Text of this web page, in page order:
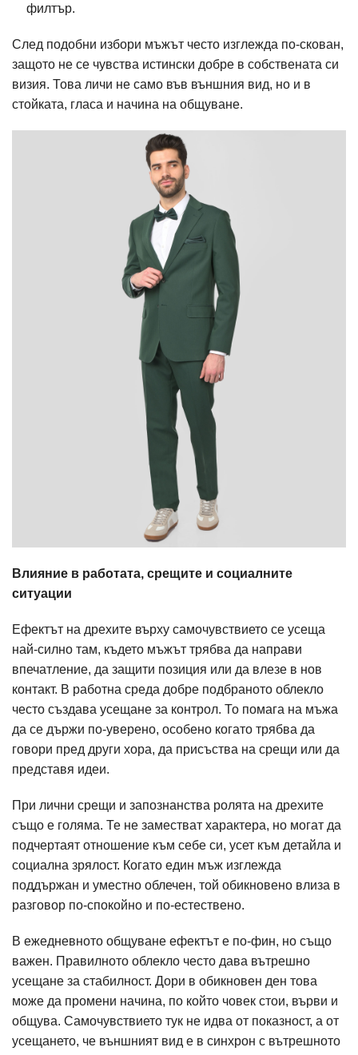
филтър.
След подобни избори мъжът често изглежда по-скован,
защото не се чувства истински добре в собствената си
визия. Това личи не само във външния вид, но и в
стойката, гласа и начина на общуване.
Влияние в работата, срещите и социалните
ситуации
Ефектът на дрехите върху самочувствието се усеща
най-силно там, където мъжът трябва да направи
впечатление, да защити позиция или да влезе в нов
контакт. В работна среда добре подбраното облекло
често създава усещане за контрол. То помага на мъжа
да се държи по-уверено, особено когато трябва да
говори пред други хора, да присъства на срещи или да
представя идеи.
При лични срещи и запознанства ролята на дрехите
също е голяма. Те не заместват характера, но могат да
подчертаят отношение към себе си, усет към детайла и
социална зрялост. Когато един мъж изглежда
поддържан и уместно облечен, той обикновено влиза в
разговор по-спокойно и по-естествено.
В ежедневното общуване ефектът е по-фин, но също
важен. Правилното облекло често дава вътрешно
усещане за стабилност. Дори в обикновен ден това
може да промени начина, по който човек стои, върви и
общува. Самочувствието тук не идва от показност, а от
усещането, че външният вид е в синхрон с вътрешното